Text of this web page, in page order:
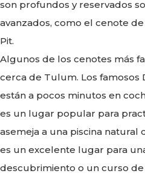
son profundos y reservados
avanzados, como el cenote
Pit.
Algunos de los cenotes más
cerca de Tulum. Los famosos
están a pocos minutos en
es un lugar popular para
asemeja a una piscina natural
es un excelente lugar para
descubrimiento o un curso de